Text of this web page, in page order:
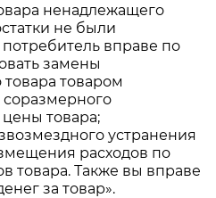
ненадлежащего
не были
вправе по
замены
товаром
соразмерного
товара;
устранения
расходов по
товара. Также вы вправе
за товар».